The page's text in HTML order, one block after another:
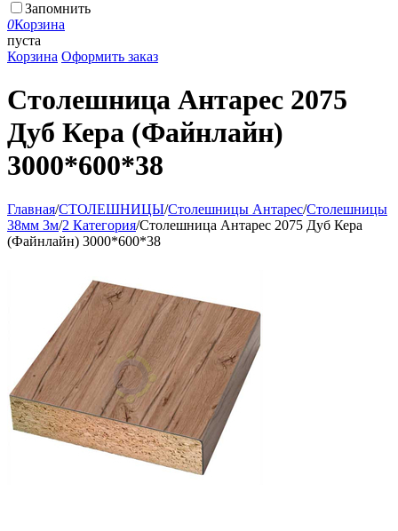
Запомнить
0Корзина
пуста
Корзина Оформить заказ
Столешница Антарес 2075
Дуб Кера (Файнлайн)
3000*600*38
Главная/СТОЛЕШНИЦЫ/Столешницы Антарес/Столешницы
38мм 3м/2 Категория/Столешница Антарес 2075 Дуб Кера
(Файнлайн) 3000*600*38